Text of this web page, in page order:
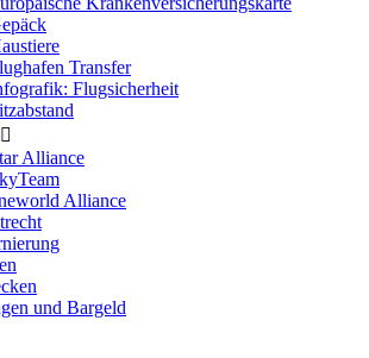
Transfer
Flugsicherheit
Alliance
Alliance
und Bargeld